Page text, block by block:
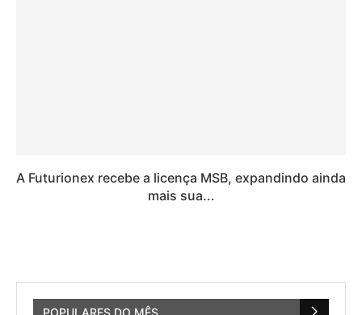
A Futurionex recebe a licença MSB, expandindo ainda
mais sua...
POPULARES DO MÊS